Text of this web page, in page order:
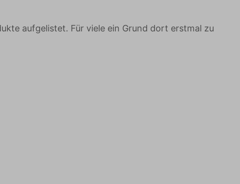
aufgelistet. Für viele ein Grund dort erstmal zu